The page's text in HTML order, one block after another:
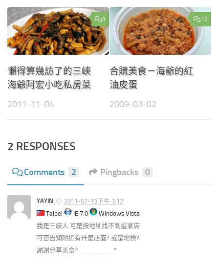
3
懶得算幾訪了的三峽
海爺阿宏小吃私房菜
2011-11-04
12
合購美食－海爺的紅
油皮蛋
2009-03-02
2 RESPONSES
Comments 2 Pingbacks 0
YAYIN
2011-07-13下午 3:12
Taipei
IE 7.0
Windows Vista
我是三峽人 可是按地址找不到這家店
可否告知附近有什麼店面? 或是地標?
謝謝分享美食^_________^